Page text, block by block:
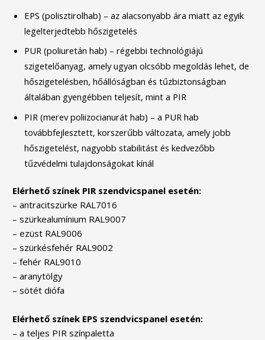
EPS (polisztirolhab) – az alacsonyabb ára miatt az egyik
legelterjedtebb hőszigetelés
PUR (poliuretán hab) – régebbi technológiájú
szigetelőanyag, amely ugyan olcsóbb megoldás lehet, de
hőszigetelésben, hőállóságban és tűzbiztonságban
általában gyengébben teljesít, mint a PIR
PIR (merev poliizocianurát hab) – a PUR hab
továbbfejlesztett, korszerűbb változata, amely jobb
hőszigetelést, nagyobb stabilitást és kedvezőbb
tűzvédelmi tulajdonságokat kínál
Elérhető színek PIR szendvicspanel esetén:
– antracitszürke RAL7016
– szürkealumínium RAL9007
– ezüst RAL9006
– szürkésfehér RAL9002
– fehér RAL9010
– aranytölgy
– sötét diófa
Elérhető színek EPS szendvicspanel esetén:
– a teljes PIR színpaletta